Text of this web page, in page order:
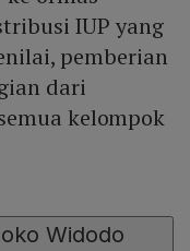
IUP yang
pemberian
dari
kelompok
Widodo